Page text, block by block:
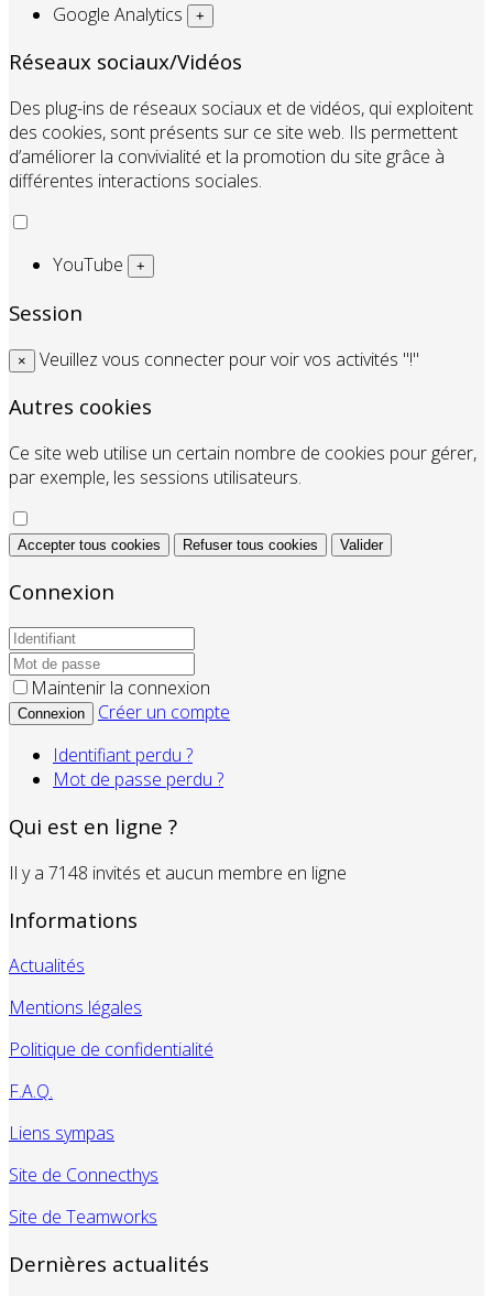
Google Analytics +
Réseaux sociaux/Vidéos
Des plug-ins de réseaux sociaux et de vidéos, qui exploitent
des cookies, sont présents sur ce site web. Ils permettent
d’améliorer la convivialité et la promotion du site grâce à
différentes interactions sociales.
YouTube +
Session
× Veuillez vous connecter pour voir vos activités "!"
Autres cookies
Ce site web utilise un certain nombre de cookies pour gérer,
par exemple, les sessions utilisateurs.
Accepter tous cookies Refuser tous cookies Valider
Connexion
Maintenir la connexion
Connexion
Créer un compte
Identifiant perdu ?
Mot de passe perdu ?
Qui est en ligne ?
Il y a 7148 invités et aucun membre en ligne
Informations
Actualités
Mentions légales
Politique de confidentialité
F.A.Q.
Liens sympas
Site de Connecthys
Site de Teamworks
Dernières actualités